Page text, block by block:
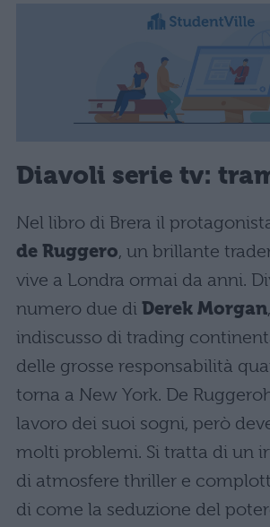
Diavoli serie tv:
Nel libro di Brera il
de Ruggero, un brillante
vive a Londra ormai da anni.
numero due di Derek Morgan
indiscusso di trading
delle grosse responsabilità
torna a New York. De
lavoro dei suoi sogni, però
molti problemi. Si tratta di un
di atmosfere thriller e
di come la seduzione del